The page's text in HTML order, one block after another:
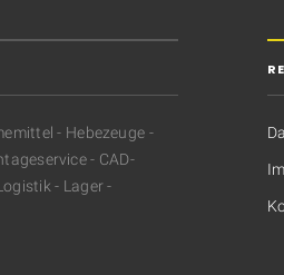
- Hebezeuge -
- CAD-
- Lager -